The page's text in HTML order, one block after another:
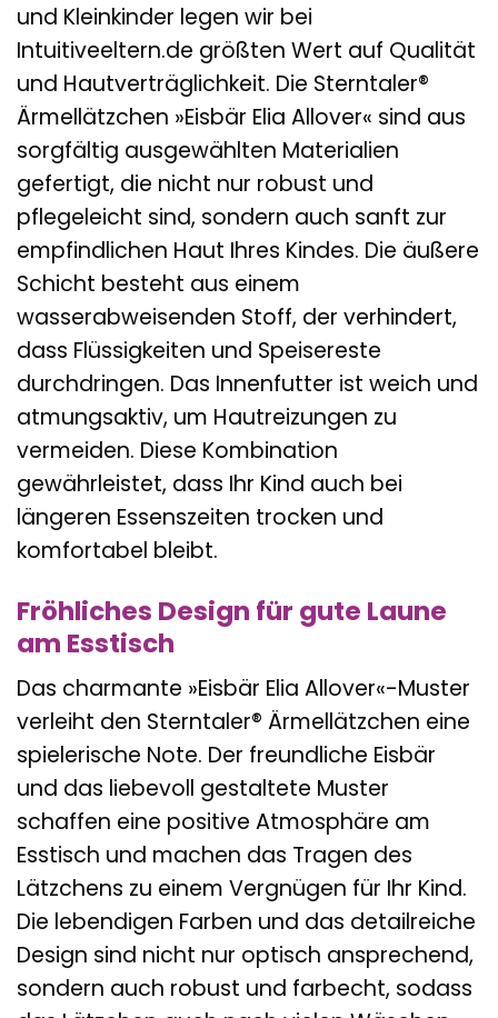
und Kleinkinder legen wir bei
Intuitiveeltern.de größten Wert auf Qualität
und Hautverträglichkeit. Die Sterntaler®
Ärmellätzchen »Eisbär Elia Allover« sind aus
sorgfältig ausgewählten Materialien
gefertigt, die nicht nur robust und
pflegeleicht sind, sondern auch sanft zur
empfindlichen Haut Ihres Kindes. Die äußere
Schicht besteht aus einem
wasserabweisenden Stoff, der verhindert,
dass Flüssigkeiten und Speisereste
durchdringen. Das Innenfutter ist weich und
atmungsaktiv, um Hautreizungen zu
vermeiden. Diese Kombination
gewährleistet, dass Ihr Kind auch bei
längeren Essenszeiten trocken und
komfortabel bleibt.
Fröhliches Design für gute Laune
am Esstisch
Das charmante »Eisbär Elia Allover«-Muster
verleiht den Sterntaler® Ärmellätzchen eine
spielerische Note. Der freundliche Eisbär
und das liebevoll gestaltete Muster
schaffen eine positive Atmosphäre am
Esstisch und machen das Tragen des
Lätzchens zu einem Vergnügen für Ihr Kind.
Die lebendigen Farben und das detailreiche
Design sind nicht nur optisch ansprechend,
sondern auch robust und farbecht, sodass